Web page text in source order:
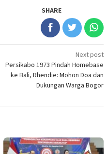
SHARE
Next post
Persikabo 1973 Pindah Homebase
ke Bali, Rhendie: Mohon Doa dan
Dukungan Warga Bogor